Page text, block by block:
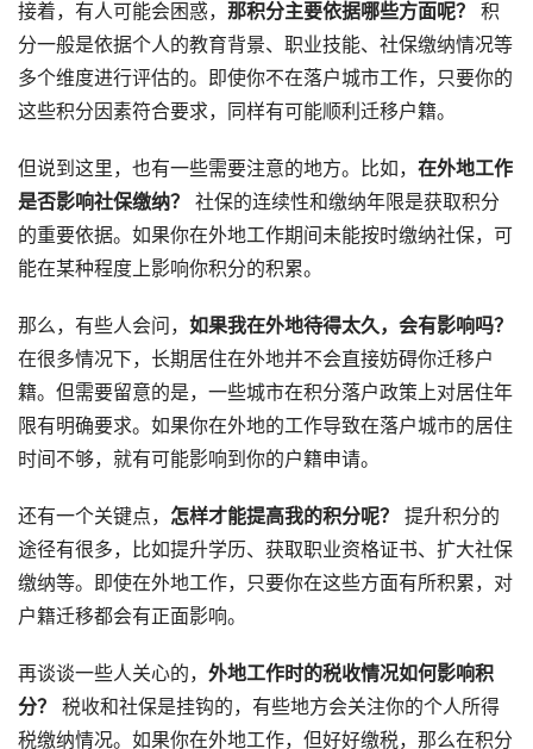
接着，有人可能会困惑， 那积分主要依据哪些方面呢？
积
分一般是依据个人的教育背景、职业技能、社保缴纳情况等
多个维度进行评估的。即使你不在落户城市工作，只要你的
这些积分因素符合要求，同样有可能顺利迁移户籍。
但说到这里，也有一些需要注意的地方。比如， 在外地工作
是否影响社保缴纳？
社保的连续性和缴纳年限是获取积分
的重要依据。如果你在外地工作期间未能按时缴纳社保，可
能在某种程度上影响你积分的积累。
那么，有些人会问， 如果我在外地待得太久，会有影响吗？
在很多情况下，长期居住在外地并不会直接妨碍你迁移户
籍。但需要留意的是，一些城市在积分落户政策上对居住年
限有明确要求。如果你在外地的工作导致在落户城市的居住
时间不够，就有可能影响到你的户籍申请。
还有一个关键点， 怎样才能提高我的积分呢？
提升积分的
途径有很多，比如提升学历、获取职业资格证书、扩大社保
缴纳等。即使在外地工作，只要你在这些方面有所积累，对
户籍迁移都会有正面影响。
再谈谈一些人关心的， 外地工作时的税收情况如何影响积
分？
税收和社保是挂钩的，有些地方会关注你的个人所得
税缴纳情况。如果你在外地工作，但好好缴税，那么在积分